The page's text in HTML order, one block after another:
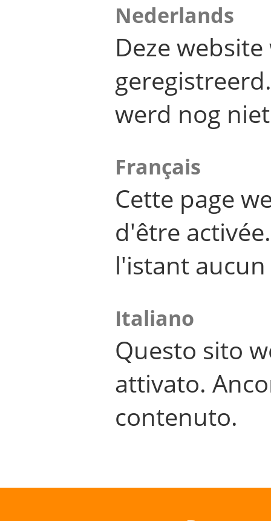
Nederlands
Deze
werd nog
Français
Cette page
d'être
l'istant
Italiano
Questo sito
attivato.
contenuto.